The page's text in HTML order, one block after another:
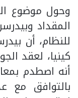
وحول موضوع
المقداد
للنظام، أن
كينيا، لعقد
أنه اصطدم
بالتوافق مع